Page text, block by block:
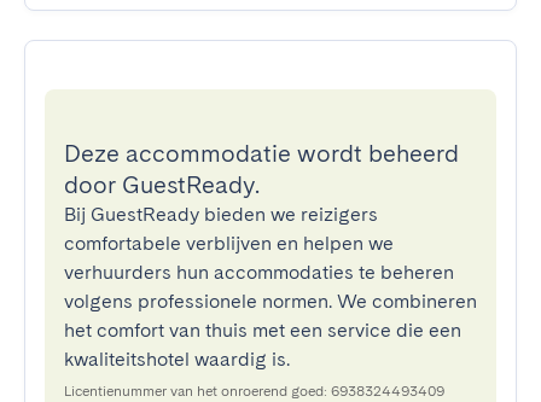
Deze accommodatie wordt beheerd
door GuestReady.
Bij GuestReady bieden we reizigers
comfortabele verblijven en helpen we
verhuurders hun accommodaties te beheren
volgens professionele normen. We combineren
het comfort van thuis met een service die een
kwaliteitshotel waardig is.
Licentienummer van het onroerend goed: 6938324493409